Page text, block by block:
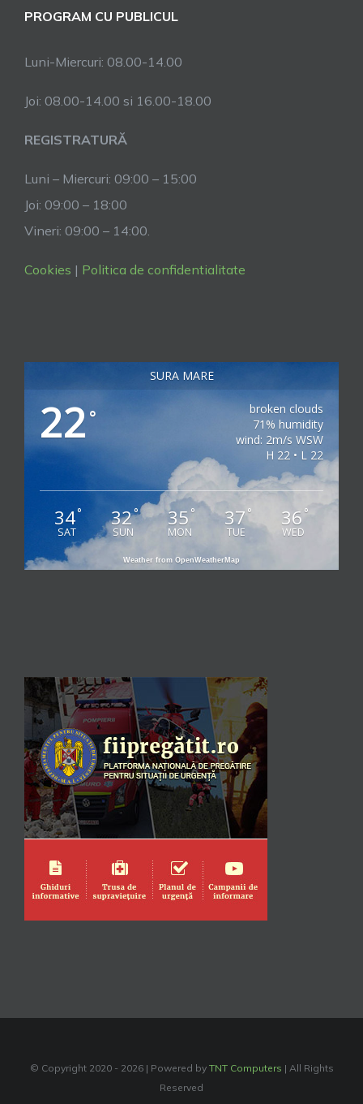
PROGRAM CU PUBLICUL
Luni-Miercuri: 08.00-14.00
Joi: 08.00-14.00 si 16.00-18.00
REGISTRATURĂ
Luni – Miercuri: 09:00 – 15:00
Joi: 09:00 – 18:00
Vineri: 09:00 – 14:00.
Cookies | Politica de confidentialitate
SURA MARE
22 °
broken clouds
71% humidity
wind: 2m/s WSW
H 22 • L 22
34°
SAT
32°
SUN
35°
MON
37 °
TUE
36 °
WED
Weather from OpenWeatherMap
© Copyright 2020 - 2026 | Powered by TNT Computers | All Rights
Reserved